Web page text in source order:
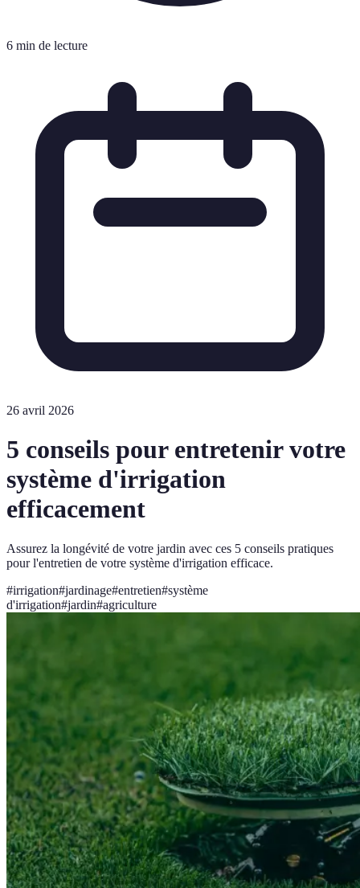
6 min de lecture
26 avril 2026
5 conseils pour entretenir votre
système d'irrigation
efficacement
Assurez la longévité de votre jardin avec ces 5 conseils pratiques
pour l'entretien de votre système d'irrigation efficace.
#irrigation#jardinage#entretien#système
d'irrigation#jardin#agriculture